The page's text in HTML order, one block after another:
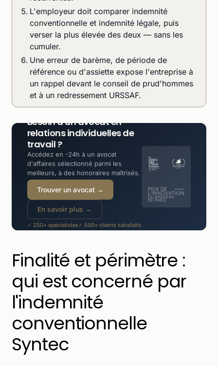
L'employeur doit comparer indemnité
conventionnelle et indemnité légale, puis
verser la plus élevée des deux — sans les
cumuler.
Une erreur de barème, de période de
référence ou d'assiette expose l'entreprise à
un rappel devant le conseil de prud'hommes
et à un redressement URSSAF.
Besoin d'un avocat en
relations individuelles de
travail ?
Accédez en -24h à un avocat
d'affaires sélectionné parmi les
meilleurs, à des honoraires maîtrisés.
Trouver un avocat →
En savoir plus →
✓ 250+ spécialistes✓ 500+ clients satisfaits
Finalité et périmètre :
qui est concerné par
l'indemnité
conventionnelle
Syntec